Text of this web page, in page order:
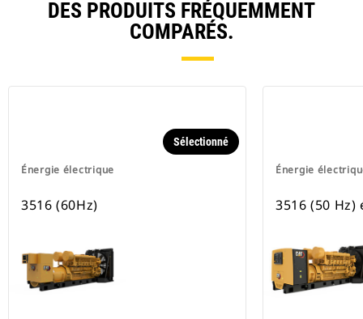
DES PRODUITS FRÉQUEMMENT
COMPARÉS.
Énergie électrique
Sélectionné
3516 (60Hz)
Énergie
3516 (50